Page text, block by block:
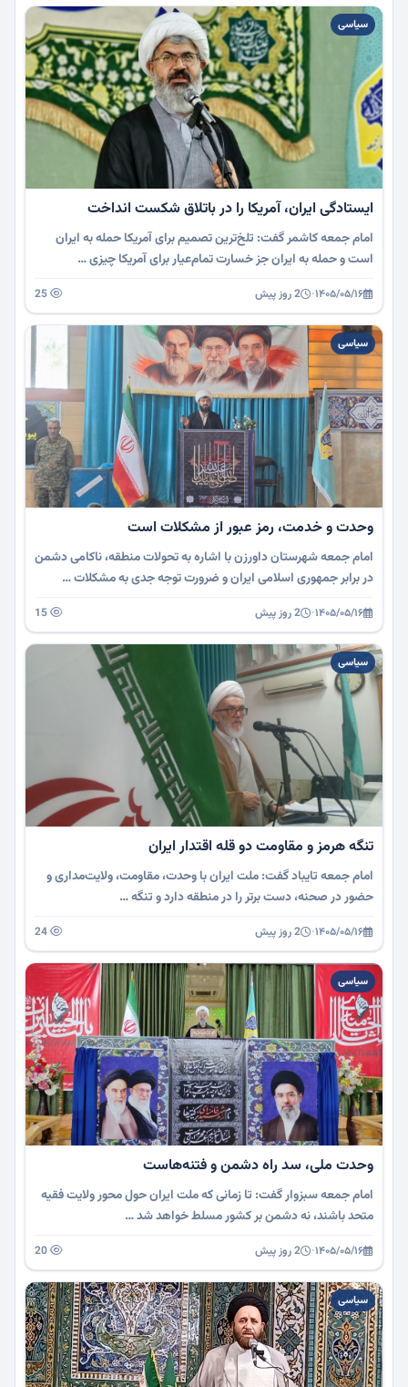
سیاسی
ایستادگی ایران، آمریکا را در باتلاق شکست انداخت
امام جمعه کاشمر گفت: تلخ‌ترین تصمیم برای آمریکا حمله به ایران
است و حمله به ایران جز خسارت تمام‌عیار برای آمریکا چیزی …
۱۴۰۵/۰۵/۱۶· 2 روز پیش
سیاسی
وحدت و خدمت، رمز عبور از مشکلات است
امام جمعه شهرستان داورزن با اشاره به تحولات منطقه، ناکامی دشمن
در برابر جمهوری اسلامی ایران و ضرورت توجه جدی به مشکلات …
۱۴۰۵/۰۵/۱۶· 2 روز پیش
سیاسی
تنگه هرمز و مقاومت دو قله اقتدار ایران
امام جمعه تایباد گفت: ملت ایران با وحدت، مقاومت، ولایت‌مداری و
حضور در صحنه، دست برتر را در منطقه دارد و تنگه …
۱۴۰۵/۰۵/۱۶· 2 روز پیش
سیاسی
وحدت ملی، سد راه دشمن و فتنه‌هاست
امام جمعه سبزوار گفت: تا زمانی که ملت ایران حول محور ولایت فقیه
متحد باشند، نه دشمن بر کشور مسلط خواهد شد …
۱۴۰۵/۰۵/۱۶· 2 روز پیش
سیاسی